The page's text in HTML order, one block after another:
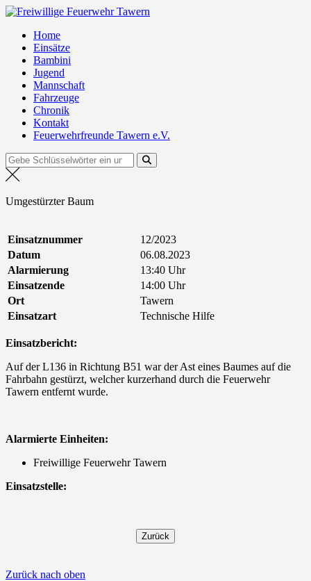
Zum
springenHome
Einsätze
Bambini
Jugend
Mannschaft
Fahrzeuge
Chronik
Kontakt
Feuerwehrfreunde Tawern e.V.
Suchen
nach:
Umgestürzter Baum
Einsatznummer
12/2023
Datum
06.08.2023
Alarmierung
13:40 Uhr
Einsatzende
14:00 Uhr
Ort
Tawern
Einsatzart
Technische Hilfe
Einsatzbericht:
Auf der L136 in Richtung B51 war der Ast eines Baumes auf die
Fahrbahn gestürzt, welcher kurzerhand durch die Feuerwehr
Tawern entfernt wurde.
Alarmierte Einheiten:
Freiwillige Feuerwehr Tawern
Einsatzstelle:
Zurück nach oben